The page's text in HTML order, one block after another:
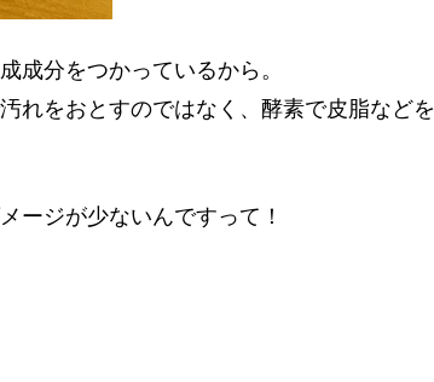
成分をつかっているから。
れをおとすのではなく、酵素で皮脂などを
ージが少ないんですって！